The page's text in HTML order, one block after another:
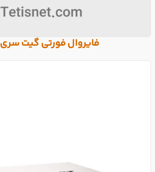
فایروال فورتی گیت سری 200